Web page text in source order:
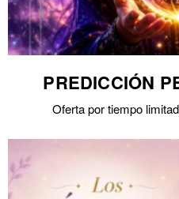
PREDICCIÓN
Oferta por tiempo